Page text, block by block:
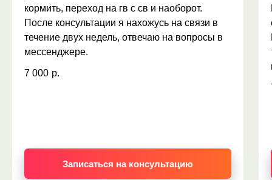
кормить, переход на гв с св и наоборот.
После консультации я нахожусь на связи в
течение двух недель, отвечаю на вопросы в
мессенджере.
7 000 р.
Записаться на консультацию